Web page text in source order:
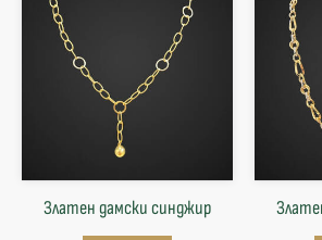
Златен дамски синджир